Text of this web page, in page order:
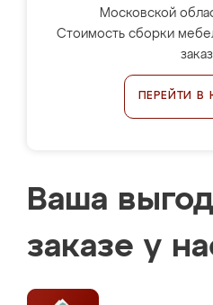
Московской
Стоимость сборки
ПЕРЕЙТИ В
Ваша
заказе у